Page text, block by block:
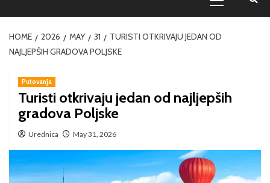
HOME 2026 MAY 31
TURISTI OTKRIVAJU JEDAN OD
NAJLJEPŠIH GRADOVA POLJSKE
Putovanja
Turisti otkrivaju jedan od najljepših
gradova Poljske
Urednica May 31, 2026